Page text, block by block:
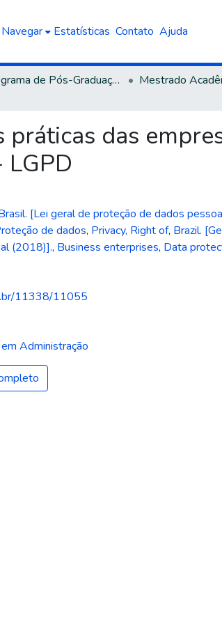
Navegar Estatísticas Contato Ajuda
Programa de Pós-Graduação em Administração
das
[Lei geral de proteção de dados
de dados, Privacy, Right of, Brazil.
(2018)]., Business enterprises, Data
11338/11055
Administração